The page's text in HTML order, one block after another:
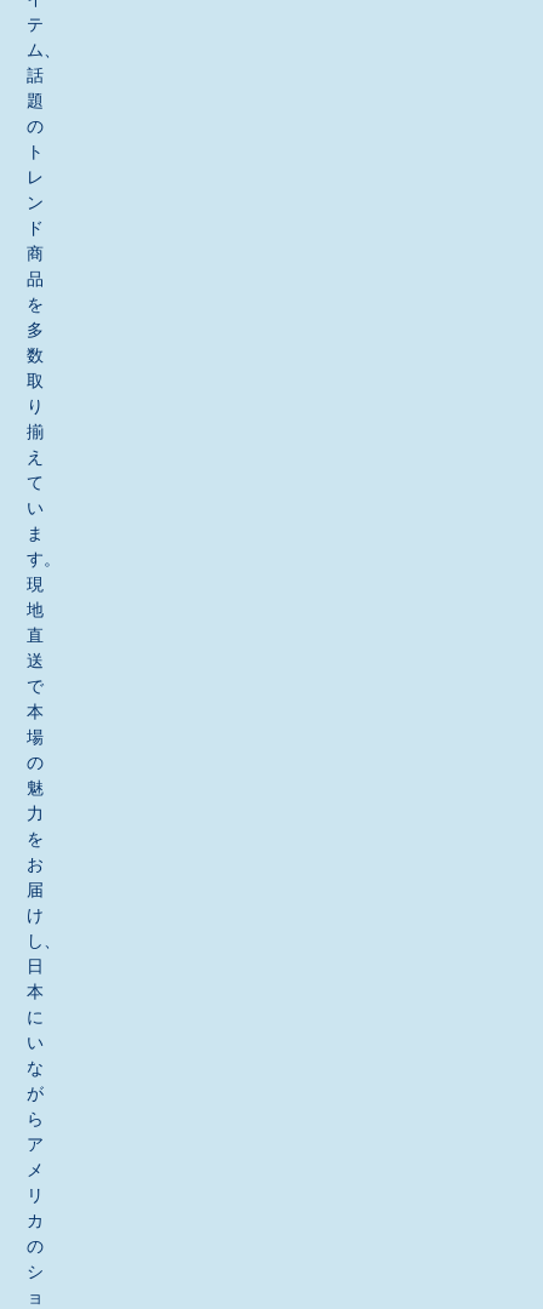
テ
ム、
話
題
の
ト
レ
ン
ド
商
品
を
多
数
取
り
揃
え
て
い
ま
す。
現
地
直
送
で
本
場
の
魅
力
を
お
届
け
し、
日
本
に
い
な
が
ら
ア
メ
リ
カ
の
シ
ョ